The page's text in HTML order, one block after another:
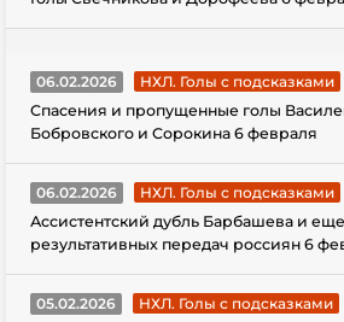
06.02.2026
НХЛ. Голы с подсказками
Спасения и пропущенные голы
Бобровского и Сорокина 6 февраля
06.02.2026
НХЛ. Голы с подсказками
Ассистентский дубль Барбашева и
результативных передач россиян 6
05.02.2026
НХЛ. Голы с подсказками